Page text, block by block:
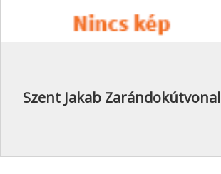
Szent Jakab Zarándokútvonal